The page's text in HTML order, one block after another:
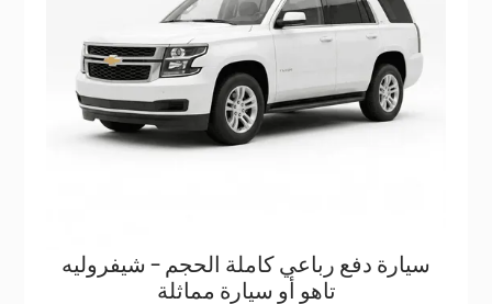
سيارة دفع رباعي كاملة الحجم - شيفروليه
تاهو أو سيارة مماثلة